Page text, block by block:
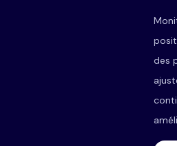
des